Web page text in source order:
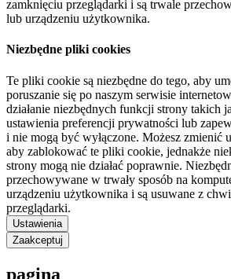
zamknięciu przeglądarki i są trwale
lub urządzeniu użytkownika.
Niezbędne pliki cookies
Te pliki cookie są niezbędne do tego, aby
poruszanie się po naszym serwisie
działanie niezbędnych funkcji strony takich
ustawienia preferencji prywatności lub
i nie mogą być wyłączone. Możesz zmienić
aby zablokować te pliki cookie, jednakże
strony mogą nie działać poprawnie.
przechowywane w trwały sposób na
urządzeniu użytkownika i są usuwane z
przeglądarki.
Ustawienia
Zaakceptuj
pagina